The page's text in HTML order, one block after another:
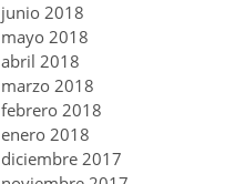
junio 2018
mayo 2018
abril 2018
marzo 2018
febrero 2018
enero 2018
diciembre 2017